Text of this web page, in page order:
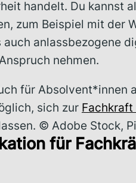
handelt. Du kannst
zum Beispiel mit der
anlassbezogene
nehmen.
für Absolvent*innen
sich zur Fachkraft
© Adobe Stock,
für